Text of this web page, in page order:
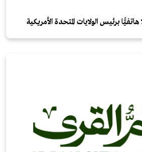
برئيس الولايات المتحدة الأمريكية